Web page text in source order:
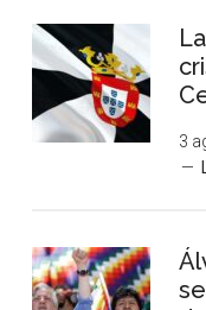
3